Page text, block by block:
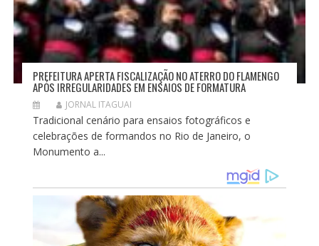
PREFEITURA APERTA FISCALIZAÇÃO NO ATERRO DO FLAMENGO
APÓS IRREGULARIDADES EM ENSAIOS DE FORMATURA
JORNAL ITAGUAI
Tradicional cenário para ensaios fotográficos e
celebrações de formandos no Rio de Janeiro, o
Monumento a...